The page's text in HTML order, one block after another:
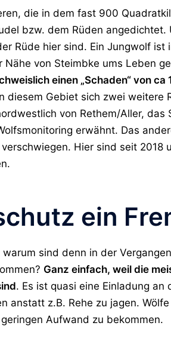
die in dem fast 900
bzw. dem Rüden
Rüde hier sind. Ein Jungwolf ist
Nähe von Steimbke ums Leben
einen „Schaden“ von
diesem Gebiet sich zwei weitere
von Rethem/Aller, das
erwähnt. Das
Hier sind seit 2018
ein
sind denn in der
Ganz einfach, weil die
. Es ist quasi eine Einladung
anstatt z.B. Rehe zu jagen.
Aufwand zu bekommen.